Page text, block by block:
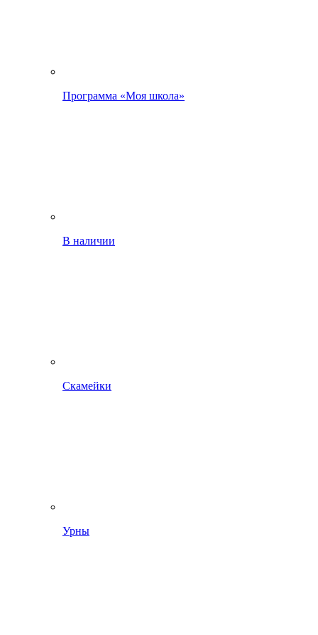
Программа «Моя школа»
В наличии
Скамейки
Урны